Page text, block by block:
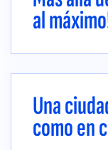
al
Una
como en